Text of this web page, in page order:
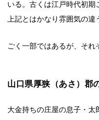
いる。古くは江戸時代初期
上記とはかなり雰囲気の違
ごく一部ではあるが、それ
山口県厚狭（あさ）郡
大金持ちの庄屋の息子・太